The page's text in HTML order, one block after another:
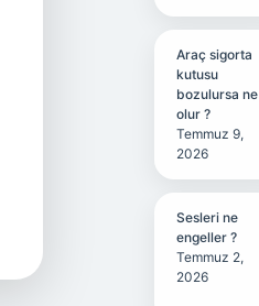
Araç sigorta
kutusu
bozulursa ne
olur ?
Temmuz 9,
2026
Sesleri ne
engeller ?
Temmuz 2,
2026